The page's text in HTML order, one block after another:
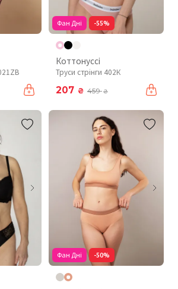
Фан Дні -55%
Коттонуссі
Труси стрінги 402К
207 ₴ 459₴
Фан Дні -50%